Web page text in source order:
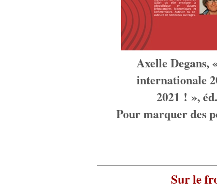
Axelle Degans,
internationale
2021 ! »,
Pour marquer des
Sur le